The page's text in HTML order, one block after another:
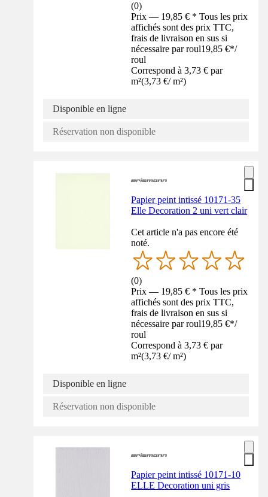
(0)
Prix — 19,85 € * Tous les prix
affichés sont des prix TTC,
frais de livraison en sus si
nécessaire par roul19,85 €*/
roul
Correspond à 3,73 € par
m²(3,73 €/ m²)
Disponible en ligne
Réservation non disponible
Papier peint intissé 10171-35
Elle Decoration 2 uni vert clair
Cet article n'a pas encore été
noté.
(0)
Prix — 19,85 € * Tous les prix
affichés sont des prix TTC,
frais de livraison en sus si
nécessaire par roul19,85 €*/
roul
Correspond à 3,73 € par
m²(3,73 €/ m²)
Disponible en ligne
Réservation non disponible
Papier peint intissé 10171-10
ELLE Decoration uni gris